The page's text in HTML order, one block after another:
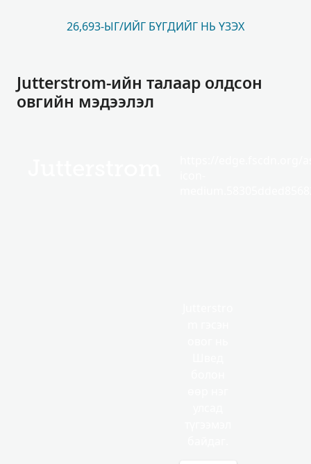
26,693-ЫГ/ИЙГ БҮГДИЙГ НЬ ҮЗЭХ
Jutterstrom-ийн талаар олдсон
овгийн мэдээлэл